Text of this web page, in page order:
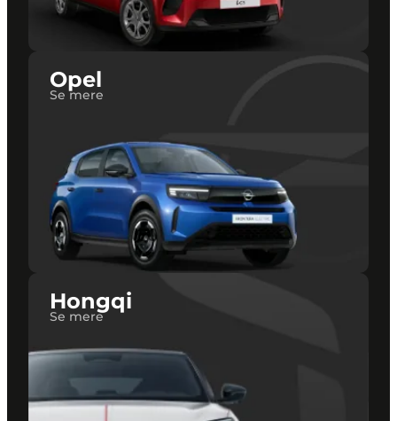
Opel
Se mere
Hongqi
Se mere